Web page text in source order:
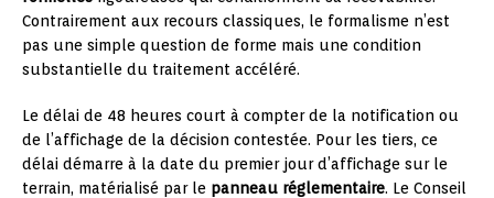
Contrairement aux recours classiques, le formalisme n’est
pas une simple question de forme mais une condition
substantielle du traitement accéléré.
Le délai de 48 heures court à compter de la notification ou
de l’affichage de la décision contestée. Pour les tiers, ce
délai démarre à la date du premier jour d’affichage sur le
terrain, matérialisé par le panneau réglementaire. Le Conseil